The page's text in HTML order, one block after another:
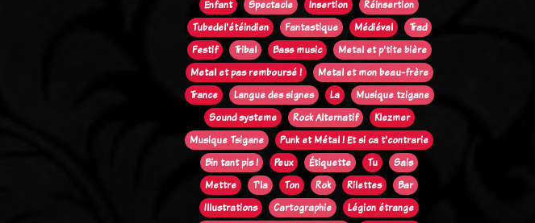
Enfant
Spectacle Insertion
Réinsertion
Tubedel'étéindien
Fantastique Médiéval
Trad
Festif
Tribal Bass music
Metal et p'tite bière
Metal et pas remboursé !
Metal et mon beau-frère
Trance
Langue des signes La
Musique tzigane
Sound systeme
Rock Alternatif
Klezmer
Musique Tsigane
Punk et Métal ! Et si ca t'contrarie
Bin tant pis !
Peux Étiquette Tu
Sais
Mettre
T'la Ton Rok Rilettes
Bar
Illustrations
Cartographie
Légion étrange